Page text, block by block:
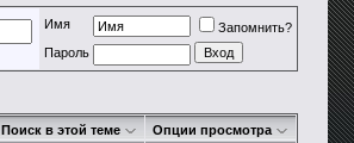
Имя
Запомнить?
Пароль
Поиск в этой теме Опции просмотра